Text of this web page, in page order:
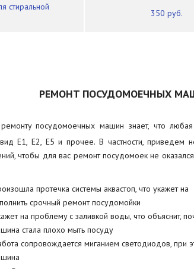
350 руб.
РЕМОНТ ПОСУДОМОЕЧНЫХ
посудомоечных машин знает, что
Е1, Е2, Е5 и прочее. В частности, приведем
чтобы для вас ремонт посудомоек не
протечка системы аквастоп, что укажет на
срочный ремонт посудомойки
на проблему с заливкой воды, что объяснит,
стала плохо мыть посуду
сопровождается миганием светодиодов, при